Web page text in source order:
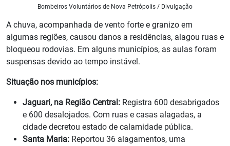
Bombeiros Voluntários de Nova Petrópolis / Divulgação
A chuva, acompanhada de vento forte e granizo em
algumas regiões, causou danos a residências, alagou ruas e
bloqueou rodovias. Em alguns municípios, as aulas foram
suspensas devido ao tempo instável.
Situação nos municípios:
Jaguari, na Região Central: Registra 600 desabrigados
e 600 desalojados. Com ruas e casas alagadas, a
cidade decretou estado de calamidade pública.
Santa Maria: Reportou 36 alagamentos, uma